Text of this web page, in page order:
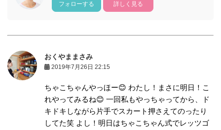
フォローする 詳しく見る
おくやままさみ
2019年7月26日 22:15
ちゃこちゃんやっほー😊 わたし！まさに明日！こ
れやってみるね😊 一回私もやっちゃってから、ド
キドキしながら片手でスカート押さえてのったり
してた笑 よし！明日はちゃこちゃん式でレッツゴ